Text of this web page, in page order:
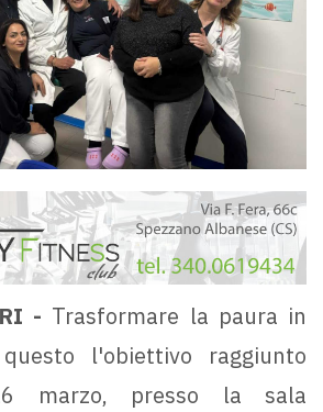
- Trasformare la paura in
l'obiettivo raggiunto
marzo, presso la sala